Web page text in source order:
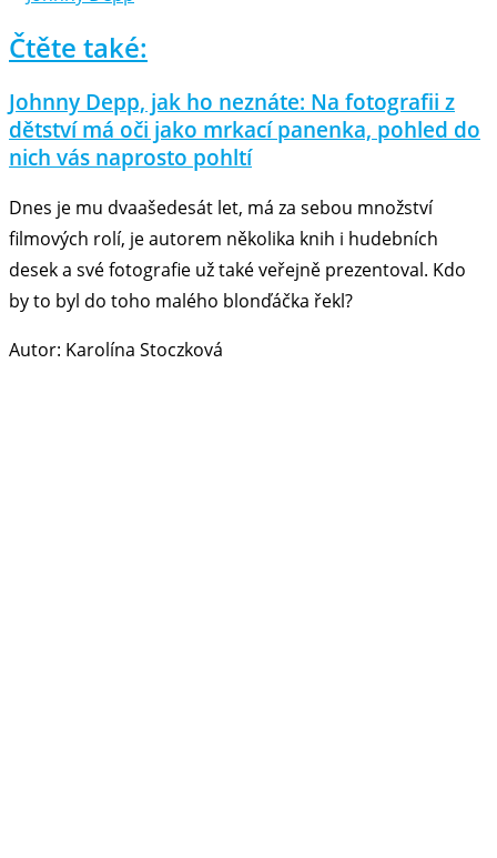
Čtěte také:
Johnny Depp, jak ho neznáte: Na fotografii z
dětství má oči jako mrkací panenka, pohled do
nich vás naprosto pohltí
Dnes je mu dvaašedesát let, má za sebou množství
filmových rolí, je autorem několika knih i hudebních
desek a své fotografie už také veřejně prezentoval. Kdo
by to byl do toho malého blonďáčka řekl?
Autor: Karolína Stoczková